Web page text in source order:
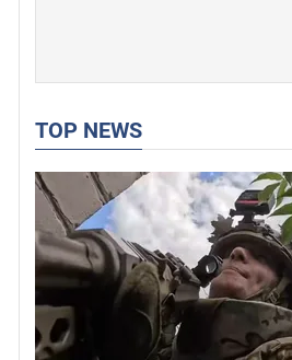
TOP NEWS